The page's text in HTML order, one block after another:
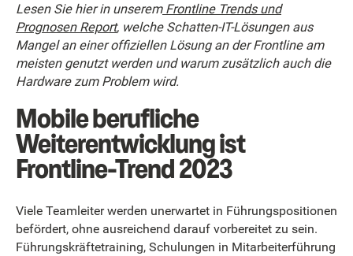
Lesen Sie hier in unseremFrontline Trends und
Prognosen Report, welche Schatten-IT-Lösungen aus
Mangel an einer offiziellen Lösung an der Frontline am
meisten genutzt werden und warum zusätzlich auch die
Hardware zum Problem wird.
Mobile berufliche
Weiterentwicklung ist
Frontline-Trend 2023
Viele Teamleiter werden unerwartet in Führungspositionen
befördert, ohne ausreichend darauf vorbereitet zu sein.
Führungskräftetraining, Schulungen in Mitarbeiterführung